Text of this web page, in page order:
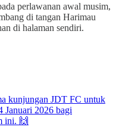
perlawanan awal musim,
di tangan Harimau
di halaman sendiri.
kunjungan JDT FC untuk
Januari 2026 bagi
ini. 🙌